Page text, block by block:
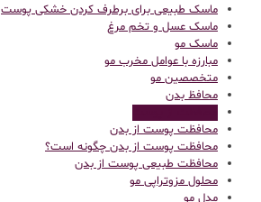
ماسک طبیعی برای برطرف کردن خشکی پوست
ماسک عسل و تخم مرغ
ماسک مو
مبارزه با عوامل مخرب مو
متخصصین مو
محافظ بدن
محافظت پوست از بدن
محافظت پوست از بدن چگونه است؟
محافظت طبیعی پوست از بدن
محلول مزوتراپی مو
مدل مو